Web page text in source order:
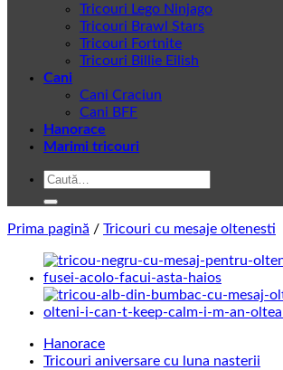
Tricouri Lego Ninjago
Tricouri Brawl Stars
Tricouri Fortnite
Tricouri Billie Eilish
Cani
Cani Craciun
Cani BFF
Hanorace
Marimi tricouri
Caută
Prima pagină / Tricouri cu mesaje oltenesti
Hanorace
Tricouri aniversare cu luna nasterii